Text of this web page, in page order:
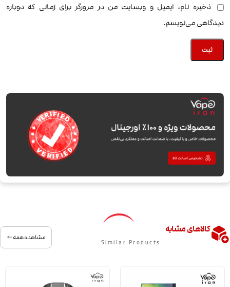
ذخیره نام، ایمیل و وبسایت من در مرورگر برای زمانی که دوباره
دیدگاهی می‌نویسم.
کالاهای مشابه
Similar Products
مشاهده همه